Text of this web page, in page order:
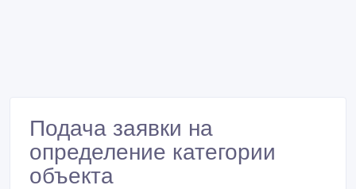
Подача заявки на
определение категории
объекта